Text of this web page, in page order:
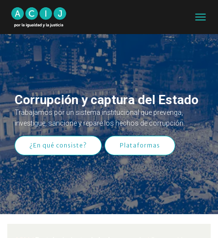
MODO
DE
Corrupción y captura del Estado
Trabajamos por un sistema institucional que prevenga,
investigue, sancione y repare los hechos de corrupción.
¿En qué consiste? Plataformas